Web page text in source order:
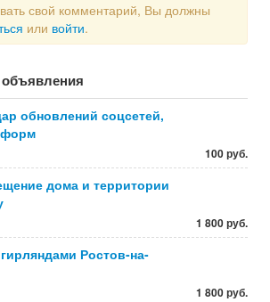
свой комментарий, Вы должны
или войти.
обновлений соцсетей,
100 руб.
дома и территории
1 800 руб.
Ростов-на-
1 800 руб.